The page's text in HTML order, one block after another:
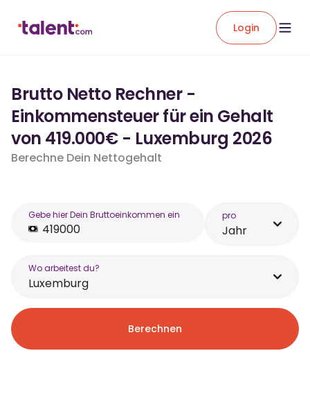
Login
Brutto Netto Rechner -
Einkommensteuer für ein Gehalt
von 419.000€ - Luxemburg 2026
Berechne Dein Nettogehalt
Gebe hier Dein Bruttoeinkommen ein pro
Jahr
Wo arbeitest du?
Luxemburg
Berechnen